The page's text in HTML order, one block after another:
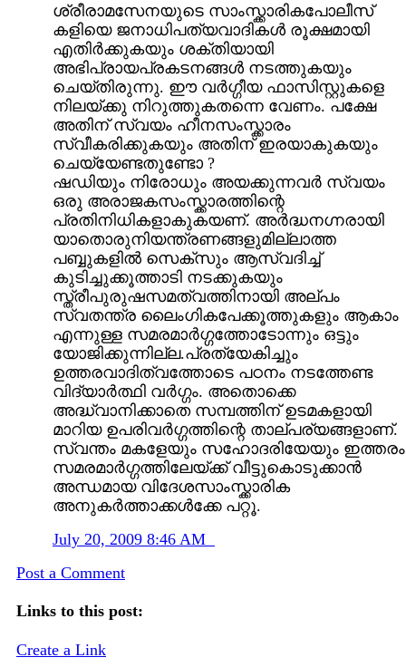
ശ്രീരാമസേനയുടെ സാംസ്ക്കാരികപോലീസ്
കളിയെ ജനാധിപത്യവാദികള്‍ രൂക്ഷമായി
എതിര്‍ക്കുകയും ശക്തിയായി
അഭിപ്രായപ്രകടനങ്ങള്‍ നടത്തുകയും
ചെയ്തിരുന്നു. ഈ വര്‍ഗ്ഗീയ ഫാസിസ്റ്റുകളെ
നിലയ്ക്കു നിറുത്തുകതന്നെ വേണം. പക്ഷേ
അതിന് സ്വയം ഹീനസംസ്ക്കാരം
സ്വീകരിക്കുകയും അതിന് ഇരയാകുകയും
ചെയ്യേണ്ടതുണ്ടോ ?
ഷഡിയും നിരോധും അയക്കുന്നവര്‍ സ്വയം
ഒരു അരാജകസംസ്ക്കാരത്തിന്റെ
പ്രതിനിധികളാകുകയണ്. അര്‍ദ്ധനഗ്നരായി
യാതൊരുനിയന്ത്രണങ്ങളുമില്ലാത്ത
പബ്ബുകളില്‍ സെക്സും ആസ്വദിച്ച്
കുടിച്ചുക്കൂത്താടി നടക്കുകയും
സ്ത്രീപുരുഷസമത്വത്തിനായി അല്പം
സ്വതന്ത്ര ലൈംഗികപേക്കൂത്തുകളും ആകാം
എന്നുള്ള സമരമാര്‍ഗ്ഗത്തോടോന്നും ഒട്ടും
യോജിക്കുന്നില്ല.പ്രത്യേകിച്ചും
ഉത്തരവാദിത്വത്തോടെ പഠനം നടത്തേണ്ട
വിദ്യാര്‍ത്ഥി വര്‍ഗ്ഗം. അതൊക്കെ
അദ്ധ്വാനിക്കാതെ സമ്പത്തിന് ഉടമകളായി
മാറിയ ഉപരിവര്‍ഗ്ഗത്തിന്റെ താല്പര്യങ്ങളാണ്.
സ്വന്തം മകളേയും സഹോദരിയേയും ഇത്തരം
സമരമാര്‍ഗ്ഗത്തിലേയ്ക്ക് വീട്ടുകൊടുക്കാന്‍
അന്ധമായ വിദേശസാംസ്ക്കാരിക
അനുകര്‍ത്താക്കള്‍ക്കേ പറ്റൂ.
July 20, 2009 8:46 AM
Post a Comment
Links to this post:
Create a Link